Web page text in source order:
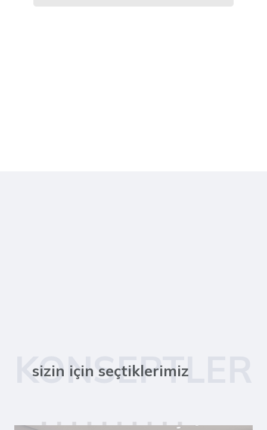
KONSEPTLER
sizin için seçtiklerimiz